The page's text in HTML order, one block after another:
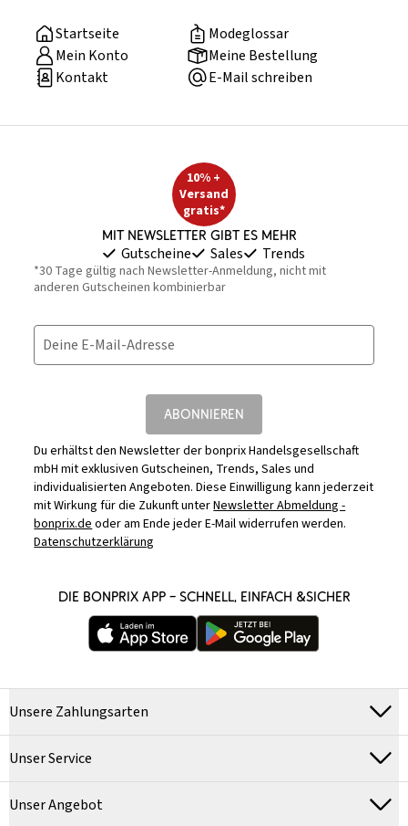
Startseite
Modeglossar
Mein Konto
Meine Bestellung
Kontakt
E-Mail schreiben
10% +
Versand
gratis*
Mit Newsletter gibt es mehr
Gutscheine Sales Trends
*30 Tage gültig nach Newsletter-Anmeldung, nicht mit
anderen Gutscheinen kombinierbar
Deine E-Mail-Adresse
ABONNIEREN
Du erhältst den Newsletter der bonprix Handelsgesellschaft
mbH mit exklusiven Gutscheinen, Trends, Sales und
individualisierten Angeboten. Diese Einwilligung kann jederzeit
mit Wirkung für die Zukunft unterNewsletter Abmeldung -
bonprix.deoder am Ende jeder E-Mail widerrufen werden.
Datenschutzerklärung
DIE BONPRIX APP – SCHNELL, EINFACH &SICHER
Unsere Zahlungsarten
Unser Service
Unser Angebot